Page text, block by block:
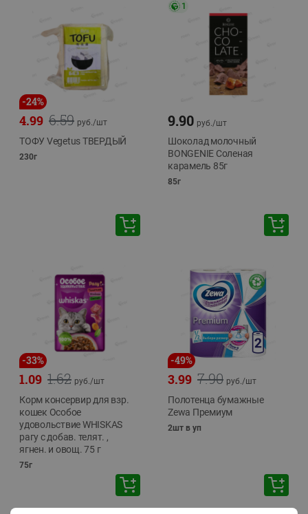
-24%
6.59
4.99 руб./шт
ТОФУ Vegetus ТВЕРДЫЙ
230г
1
9.90 руб./шт
Шоколад молочный
BONGENIE Соленая
карамель 85г
85г
-33%
1.62
1.09 руб./шт
Корм консервир для взр.
кошек Особое
удовольствие WHISKAS
рагу с добав. телят. ,
ягнен. и овощ. 75 г
75г
-49%
7.90
3.99 руб./шт
Полотенца бумажные
Zewa Премиум
2шт в уп